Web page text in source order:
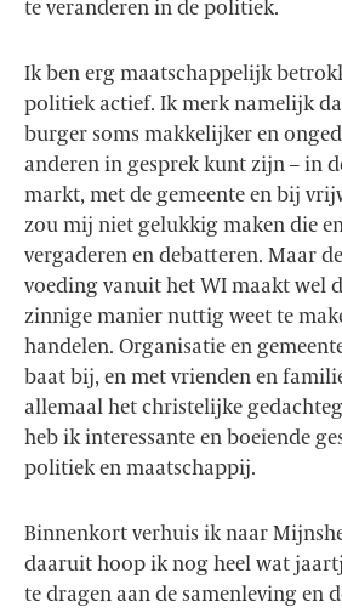
te veranderen in de politiek.
Ik ben erg maatschappelijk
politiek actief. Ik merk namelijk
burger soms makkelijker en
anderen in gesprek kunt zijn – in
markt, met de gemeente en bij
zou mij niet gelukkig maken die
vergaderen en debatteren. Maar
voeding vanuit het WI maakt wel
zinnige manier nuttig weet te
handelen. Organisatie en
baat bij, en met vrienden en
allemaal het christelijke
heb ik interessante en boeiende
politiek en maatschappij.
Binnenkort verhuis ik naar
daaruit hoop ik nog heel wat
te dragen aan de samenleving en